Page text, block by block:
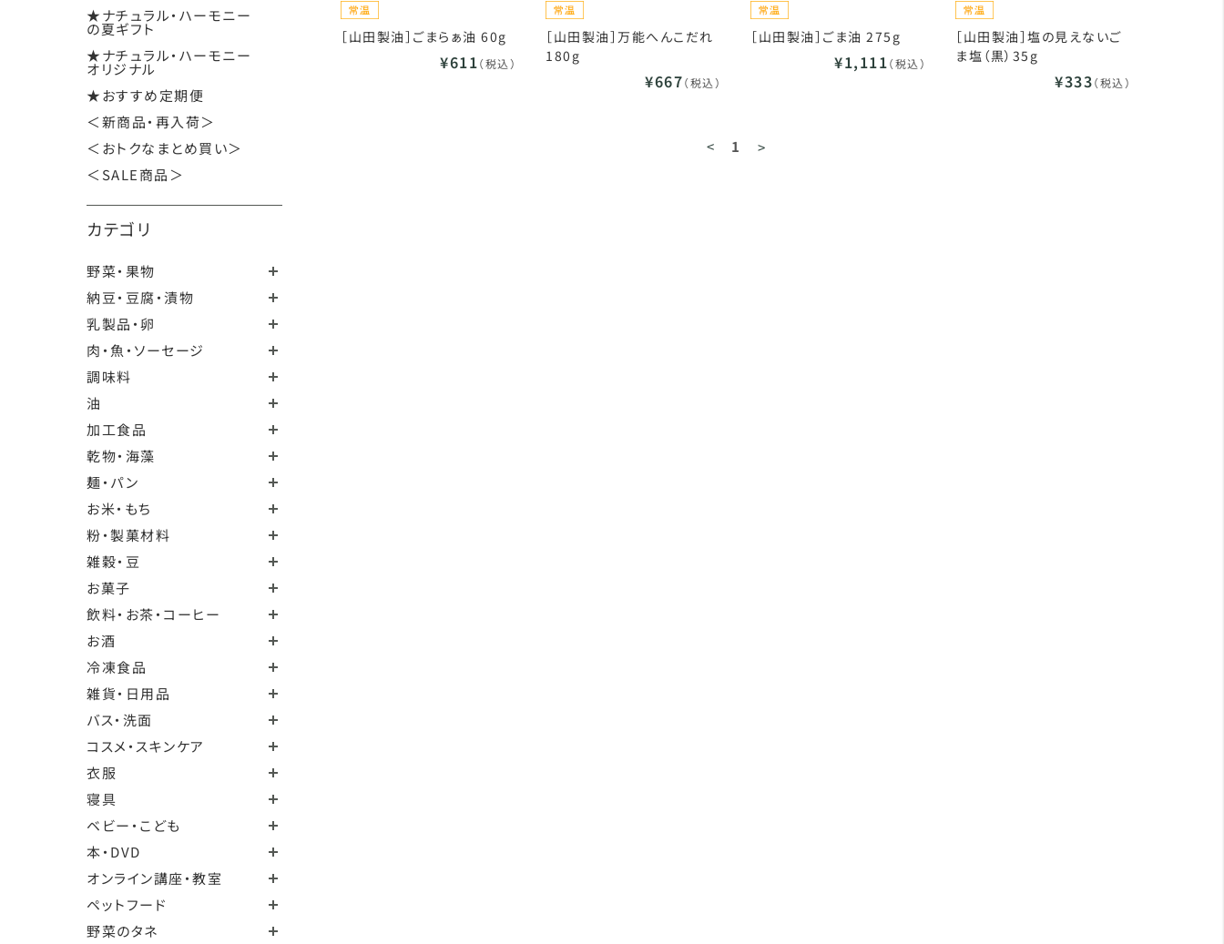
★ナチュラル・ハーモニー
の夏ギフト
★ナチュラル・ハーモニー
オリジナル
★おすすめ定期便
＜新商品・再入荷＞
＜おトクなまとめ買い＞
＜SALE商品＞
カテゴリ
野菜・果物
納豆・豆腐・漬物
乳製品・卵
肉・魚・ソーセージ
調味料
油
加工食品
乾物・海藻
麺・パン
お米・もち
粉・製菓材料
雑穀・豆
お菓子
飲料・お茶・コーヒー
お酒
冷凍食品
雑貨・日用品
バス・洗面
コスメ・スキンケア
衣服
寝具
ベビー・こども
本・DVD
オンライン講座・教室
ペットフード
野菜のタネ
［山田製油］ごまらぁ油 60g
¥611（税込）
［山田製油］万能へんこだれ
180g
¥667（税込）
［山田製油］ごま油 275g
¥1,111（税込）
［山田製油］塩の見えないご
ま塩（黒）35g
¥333（税込）
< 1 >